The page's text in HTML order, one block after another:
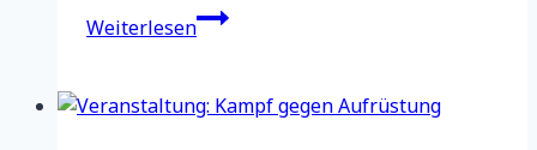
WeiterlesenGedenktage
Hiroshima
Nagasaki